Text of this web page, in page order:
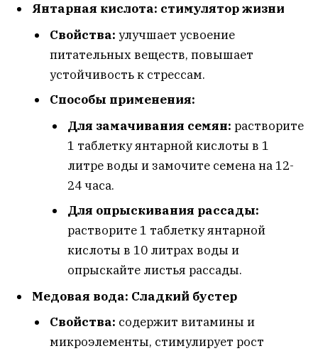
Янтарная кислота: стимулятор жизни
Свойства: улучшает усвоение
питательных веществ, повышает
устойчивость к стрессам.
Способы применения:
Для замачивания семян: растворите
1 таблетку янтарной кислоты в 1
литре воды и замочите семена на 12-
24 часа.
Для опрыскивания рассады:
растворите 1 таблетку янтарной
кислоты в 10 литрах воды и
опрыскайте листья рассады.
Медовая вода: Сладкий бустер
Свойства: содержит витамины и
микроэлементы, стимулирует рост